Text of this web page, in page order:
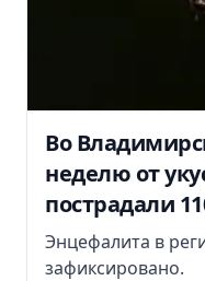
Во
неделю от
пострадали
Энцефалита в
зафиксировано.